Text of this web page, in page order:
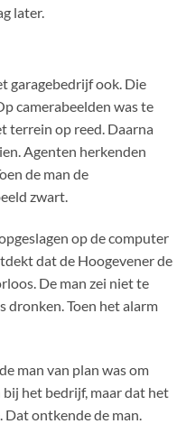
later.
garagebedrijf ook. Die
camerabeelden was te
terrein op reed. Daarna
Agenten herkenden
de man de
zwart.
op de computer
dat de Hoogevener de
De man zei niet te
dronken. Toen het alarm
man van plan was om
bij het bedrijf, maar dat het
ontkende de man.